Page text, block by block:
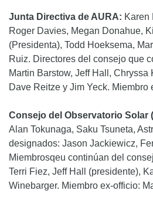
Junta Directiva de AURA: Karen
Roger Davies, Megan Donahue,
(Presidenta), Todd Hoeksema,
Ruiz. Directores del consejo que
Martin Barstow, Jeff Hall,
Dave Reitze y Jim Yeck. Miembro
Consejo del Observatorio Solar
Alan Tokunaga, Saku Tsuneta,
designados: Jason Jackiewicz,
Miembrosqeu continúan del
Terri Fiez, Jeff Hall (presidente),
Winebarger. Miembro ex-officio: